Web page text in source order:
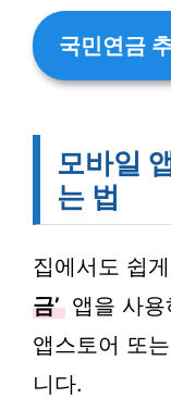
국민연금
모바일
는 법
집에서도 쉽
금’ 앱을 사용
앱스토어 또
니다.